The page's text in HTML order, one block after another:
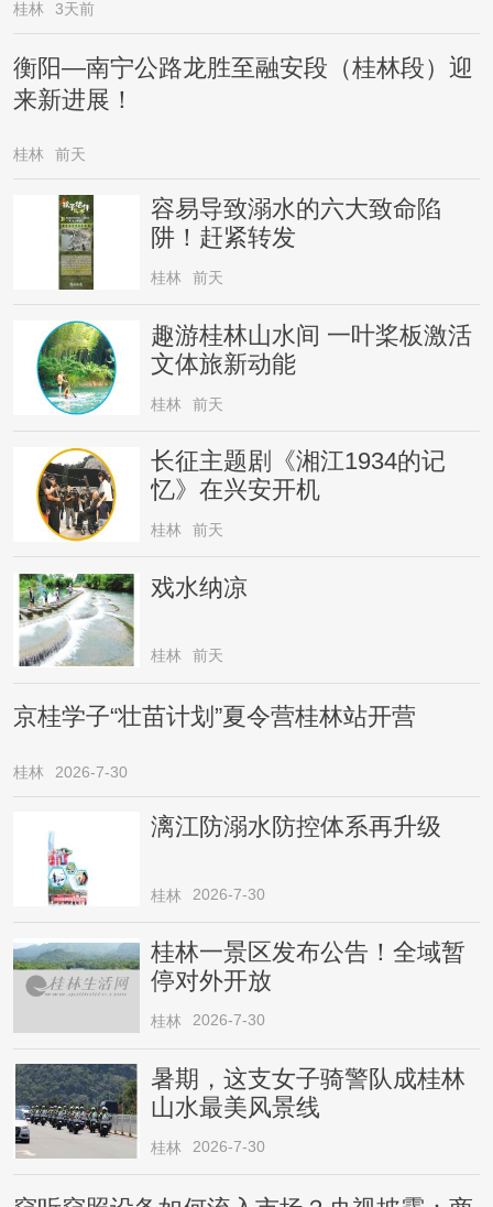
桂林 3天前
衡阳—南宁公路龙胜至融安段（桂林段）迎
来新进展！
桂林 前天
容易导致溺水的六大致命陷
阱！赶紧转发
桂林 前天
趣游桂林山水间 一叶桨板激活
文体旅新动能
桂林 前天
长征主题剧《湘江1934的记
忆》在兴安开机
桂林 前天
戏水纳凉
桂林 前天
京桂学子“壮苗计划”夏令营桂林站开营
桂林 2026-7-30
漓江防溺水防控体系再升级
桂林 2026-7-30
桂林一景区发布公告！全域暂
停对外开放
桂林 2026-7-30
暑期，这支女子骑警队成桂林
山水最美风景线
桂林 2026-7-30